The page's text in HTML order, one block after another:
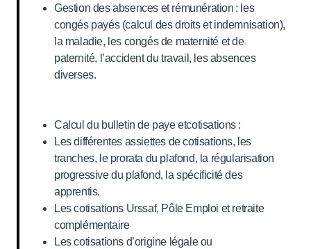
Gestion des absences et rémunération : les
congés payés (calcul des droits et indemnisation),
la maladie, les congés de maternité et de
paternité, l’accident du travail, les absences
diverses.
Calcul du bulletin de paye etcotisations :
Les différentes assiettes de cotisations, les
tranches, le prorata du plafond, la régularisation
progressive du plafond, la spécificité des
apprentis.
Les cotisations Urssaf, Pôle Emploi et retraite
complémentaire
Les cotisations d’origine légale ou